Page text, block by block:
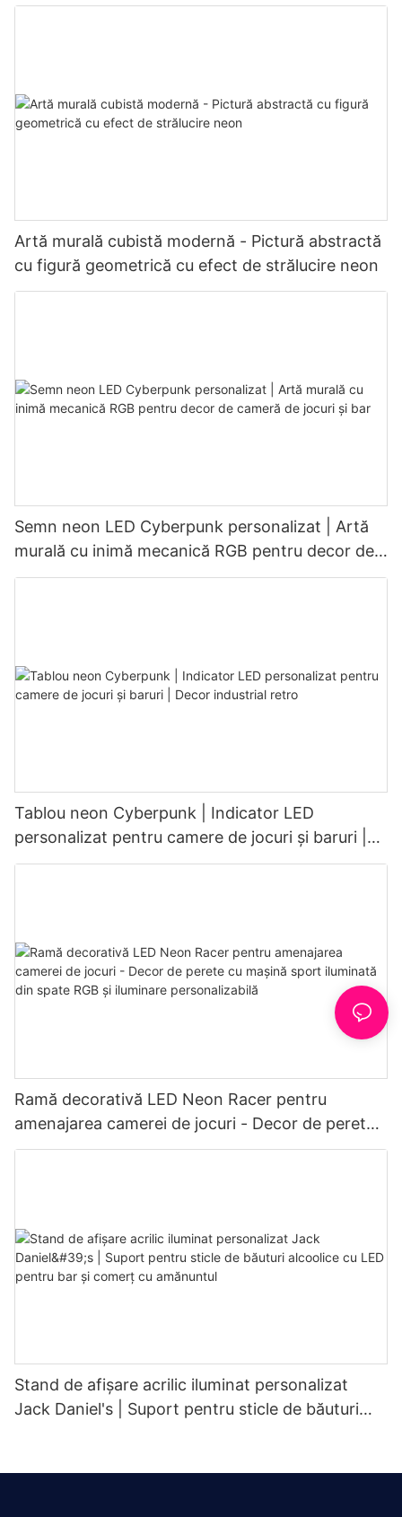
Artă murală cubistă modernă - Pictură abstractă
cu figură geometrică cu efect de strălucire neon
Semn neon LED Cyberpunk personalizat | Artă
murală cu inimă mecanică RGB pentru decor de
cameră de jocuri și bar
Tablou neon Cyberpunk | Indicator LED
personalizat pentru camere de jocuri și baruri |
Decor industrial retro
Ramă decorativă LED Neon Racer pentru
amenajarea camerei de jocuri - Decor de perete
cu mașină sport iluminată din spate RGB și
Stand de afișare acrilic iluminat personalizat
Jack Daniel's | Suport pentru sticle de băuturi